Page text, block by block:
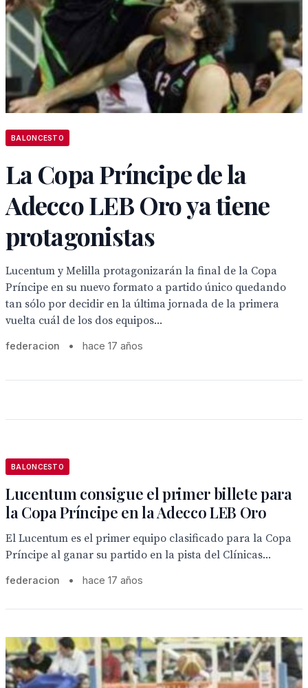
BALONCESTO
La Copa Príncipe de la
Adecco LEB Oro ya tiene
protagonistas
Lucentum y Melilla protagonizarán la final de la Copa
Príncipe en su nuevo formato a partido único quedando
tan sólo por decidir en la última jornada de la primera
vuelta cuál de los dos equipos...
federacion • hace 17 años
BALONCESTO
Lucentum consigue el primer billete para
la Copa Príncipe en la Adecco LEB Oro
El Lucentum es el primer equipo clasificado para la Copa
Príncipe al ganar su partido en la pista del Clínicas...
federacion • hace 17 años